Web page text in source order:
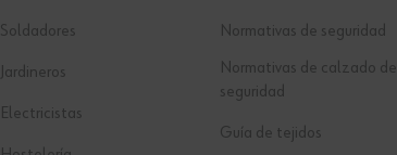
Soldadores
Jardineros
Electricistas
Normativas de seguridad
Normativas de calzado de
seguridad
Guía de tejidos